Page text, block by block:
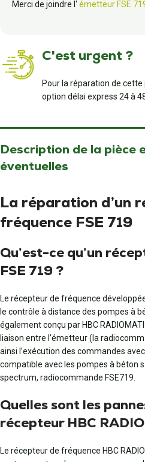
Merci de joindre l' émetteur FSE
C'est urgent ?
Pour la réparation de
option délai express 24 à
Description de la pièce
éventuelles
La réparation d’un
fréquence FSE 719
Qu’est-ce qu’un
FSE 719 ?
Le récepteur de fréquence
le contrôle à distance des pompes à
également conçu par HBC
liaison entre l’émetteur (la
ainsi l’exécution des commandes
compatible avec les pompes à béton
spectrum, radiocommande FSE719.
Quelles sont les
récepteur HBC
Le récepteur de fréquence HBC